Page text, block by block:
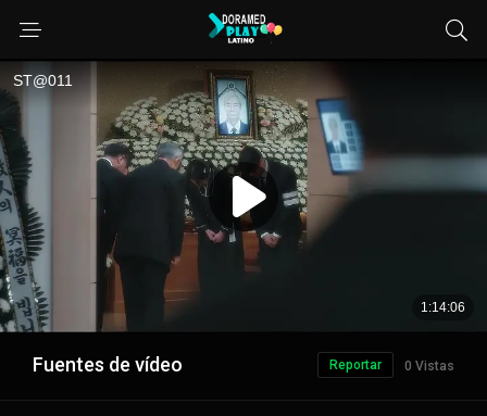
Fuentes de vídeo 0 Vistas
Reportar